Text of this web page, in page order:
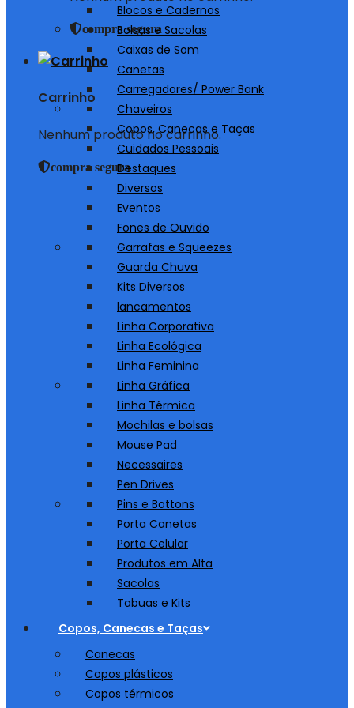
compra segura
Carrinho
Nenhum produto no carrinho.
compra segura
Blocos e Cadernos
Bolsas e Sacolas
Caixas de Som
Canetas
Carregadores/ Power Bank
Chaveiros
Copos, Canecas e Taças
Cuidados Pessoais
Destaques
Diversos
Eventos
Fones de Ouvido
Garrafas e Squeezes
Guarda Chuva
Kits Diversos
lancamentos
Linha Corporativa
Linha Ecológica
Linha Feminina
Linha Gráfica
Linha Térmica
Mochilas e bolsas
Mouse Pad
Necessaires
Pen Drives
Pins e Bottons
Porta Canetas
Porta Celular
Produtos em Alta
Sacolas
Tabuas e Kits
Copos, Canecas e Taças
Canecas
Copos plásticos
Copos térmicos